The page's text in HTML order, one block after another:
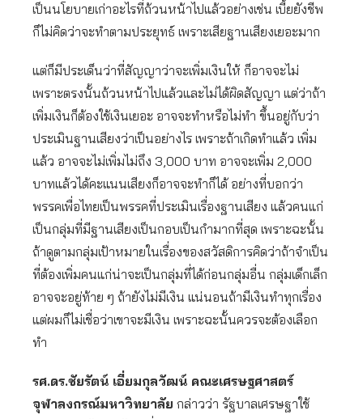
เป็นนโยบายเก่าอะไรที่ถ้วนหน้าไปแล้วอย่างเช่น เบี้ยยังชีพ
ก็ไม่คิดว่าจะทำตามประยุทธ์ เพราะเสียฐานเสียงเยอะมาก
แต่ก็มีประเด็นว่าที่สัญญาว่าจะเพิ่มเงินให้ ก็อาจจะไม่
เพราะตรงนั้นถ้วนหน้าไปแล้วและไม่ได้ผิดสัญญา แต่ว่าถ้า
เพิ่มเงินก็ต้องใช้เงินเยอะ อาจจะทำหรือไม่ทำ ขึ้นอยู่กับว่า
ประเมินฐานเสียงว่าเป็นอย่างไร เพราะถ้าเกิดทำแล้ว เพิ่ม
แล้ว อาจจะไม่เพิ่มไม่ถึง 3,000 บาท อาจจะเพิ่ม 2,000
บาทแล้วได้คะแนนเสียงก็อาจจะทำก็ได้ อย่างที่บอกว่า
พรรคเพื่อไทยเป็นพรรคที่ประเมินเรื่องฐานเสียง แล้วคนแก่
เป็นกลุ่มที่มีฐานเสียงเป็นกอบเป็นกำมากที่สุด เพราะฉะนั้น
ถ้าดูตามกลุ่มเป้าหมายในเรื่องของสวัสดิการคิดว่าถ้าจำเป็น
ที่ต้องเพิ่มคนแก่น่าจะเป็นกลุ่มที่ได้ก่อนกลุ่มอื่น กลุ่มเด็กเล็ก
อาจจะอยู่ท้าย ๆ ถ้ายังไม่มีเงิน แน่นอนถ้ามีเงินทำทุกเรื่อง
แต่ผมก็ไม่เชื่อว่าเขาจะมีเงิน เพราะฉะนั้นควรจะต้องเลือก
ทำ
รศ.ดร.ชัยรัตน์ เอี่ยมกุลวัฒน์ คณะเศรษฐศาสตร์
จุฬาลงกรณ์มหาวิทยาลัย กล่าวว่า รัฐบาลเศรษฐาใช้